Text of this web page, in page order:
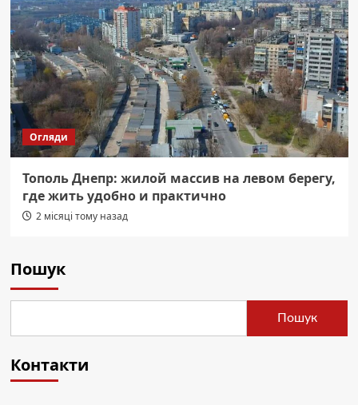
Огляди
Тополь Днепр: жилой массив на левом берегу,
где жить удобно и практично
2 місяці тому назад
Пошук
Пошук
Контакти